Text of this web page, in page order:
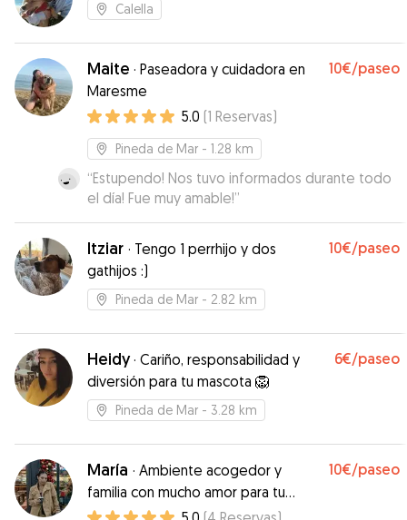
Calella
Maite · Paseadora y cuidadora en
Maresme
10€/paseo
5.0 (1 Reservas)
Pineda de Mar - 1.28 km
“Estupendo! Nos tuvo informados durante todo
el día! Fue muy amable!”
Itziar · Tengo 1 perrhijo y dos
gathijos :)
10€/paseo
Pineda de Mar - 2.82 km
Heidy· Cariño, responsabilidad y
diversión para tu mascota 🦁
6€/paseo
Pineda de Mar - 3.28 km
María · Ambiente acogedor y
familia con mucho amor para tu
mascota
10€/paseo